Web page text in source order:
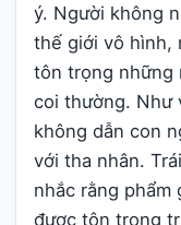
ý. Người không
thế giới vô hình,
tôn trọng những
coi thường. Như
không dẫn con
với tha nhân.
nhắc rằng phẩm
được tôn trọng